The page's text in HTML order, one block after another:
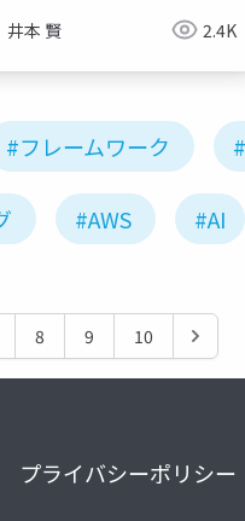
井本 賢 2.4K
#フレームワーク
#AWS #AI
8 9 10
プライバシーポリシー